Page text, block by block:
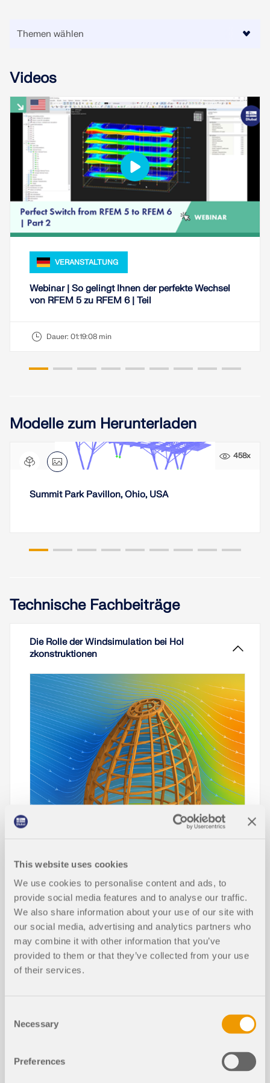
This website uses cookies
We use cookies to personalise content and ads, to
provide social media features and to analyse our traffic.
We also share information about your use of our site with
our social media, advertising and analytics partners who
may combine it with other information that you’ve
provided to them or that they’ve collected from your use
of their services.
Selection
Necessary
Preferences
Geo-Zonen-Tool
Der Dlubal-Onlinedienst bietet Zonenkarten zur
schnellen Ermittlung von Schneelasten,
Windgeschwindigkeiten und seismischen Daten.
LASTZONEN PRÜFEN
Überholte Produkte
Videos
VERANSTALTUNG
Webinar | So gelingt Ihnen der perfekte Wechsel
von RFEM 5 zu RFEM 6 | Teil
Dauer: 01:19:08 min
Modelle zum Herunterladen
458x
Summit Park Pavillon, Ohio, USA
Technische Fachbeiträge
Die Rolle der Windsimulation bei Hol
zkonstruktionen
Der Beitrag erläutert, wie Windlasten
Holzkonstruktionen beeinflussen, und hebt deren
Empfindlichkeit gegenüber dynamischen
Windeinwirkungen aufgrund des geringen
Gewichts und der Flexibilität hervor. Er beschreibt
die wichtigsten Windkomponenten,
Bemessungsstrategien und relevante Eurocode-